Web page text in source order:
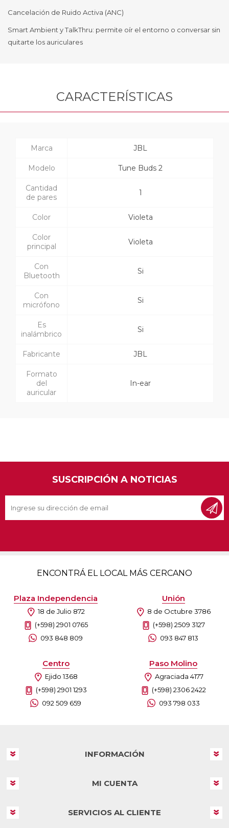
Cancelación de Ruido Activa (ANC)
Smart Ambient y TalkThru: permite oír el entorno o conversar sin
quitarte los auriculares
CARACTERÍSTICAS
Marca JBL
Modelo Tune Buds 2
Cantidad
de pares
1
Color Violeta
Color
principal
Violeta
Con
Bluetooth
Si
Con
micrófono
Si
Es
inalámbrico
Si
Fabricante JBL
Formato
del
auricular
In-ear
SUSCRIPCIÓN A NOTICIAS
ENCONTRÁ EL LOCAL MÁS CERCANO
Plaza Independencia
18 de Julio 872
(+598) 2901 0765
093 848 809
Unión
8 de Octubre 3786
(+598) 2509 3127
093 847 813
Centro
Ejido 1368
(+598) 2901 1293
092 509 659
Paso Molino
Agraciada 4177
(+598) 2306 2422
093 798 033
INFORMACIÓN
MI CUENTA
SERVICIOS AL CLIENTE